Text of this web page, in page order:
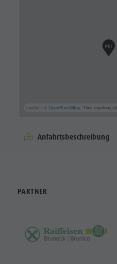
Leaflet | ©OpenStreetMap, Tiles courtesy of
Anfahrtsbeschreibung
PARTNER